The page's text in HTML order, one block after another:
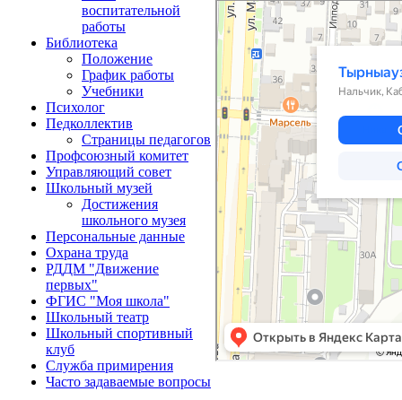
воспитательной
работы
Библиотека
Положение
График работы
Учебники
Психолог
Педколлектив
Страницы педагогов
Профсоюзный комитет
Управляющий совет
Школьный музей
Достижения
школьного музея
Персональные данные
Охрана труда
РДДМ "Движение
первых"
ФГИС "Моя школа"
Школьный театр
Школьный спортивный
клуб
Служба примирения
Часто задаваемые вопросы
Нальчик
Тырныаузская улица, 1 — Яндекс Карты